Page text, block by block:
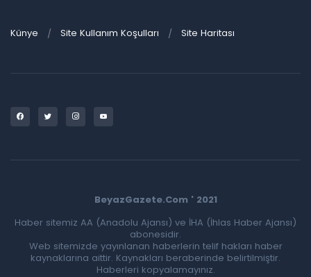
Künye Site Kullanım Koşulları Site Haritası
BeyazGazete.Com ' 2021
Haber sitemiz AA (Anadolu Ajansı) ve İHA (İhlas Haber Ajansı)
abonesidir.
Web sitemizde yayınlanan haberlerin telif hakları haber
kaynaklarına aittir. Kaynakları beraberinde belirtilmiştir.
Haberleri kopyalamayınız.